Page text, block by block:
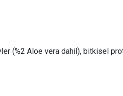
(%2 Aloe vera dahil), bitkisel